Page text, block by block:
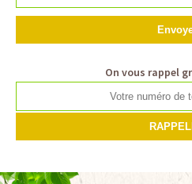
On vous rappel